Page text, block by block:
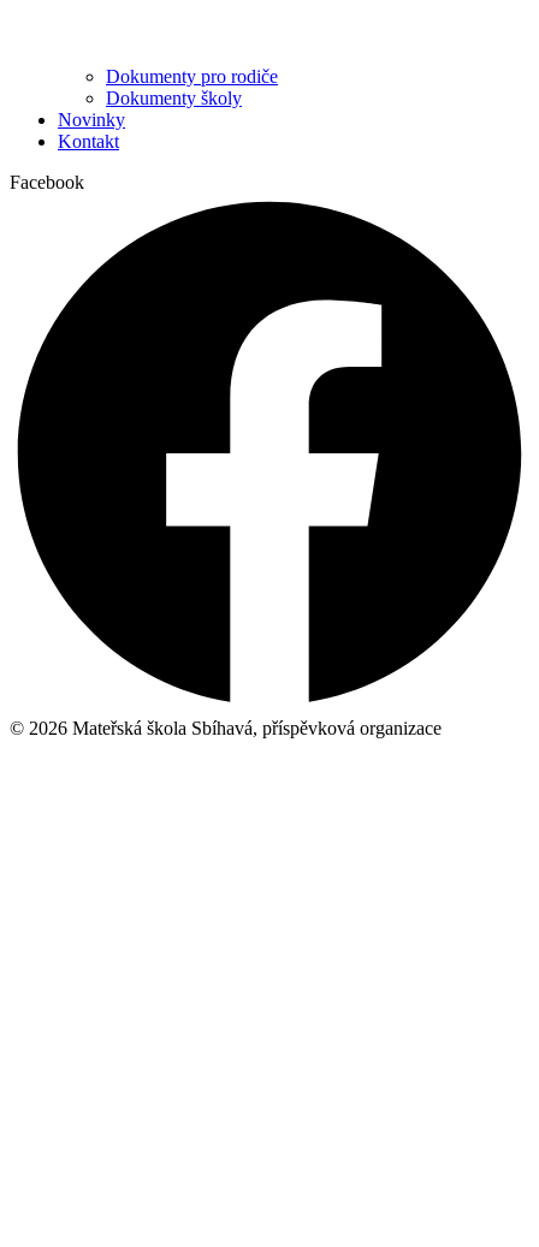
Dokumenty pro rodiče
Dokumenty školy
Novinky
Kontakt
Facebook
© 2026 Mateřská škola Sbíhavá, příspěvková organizace